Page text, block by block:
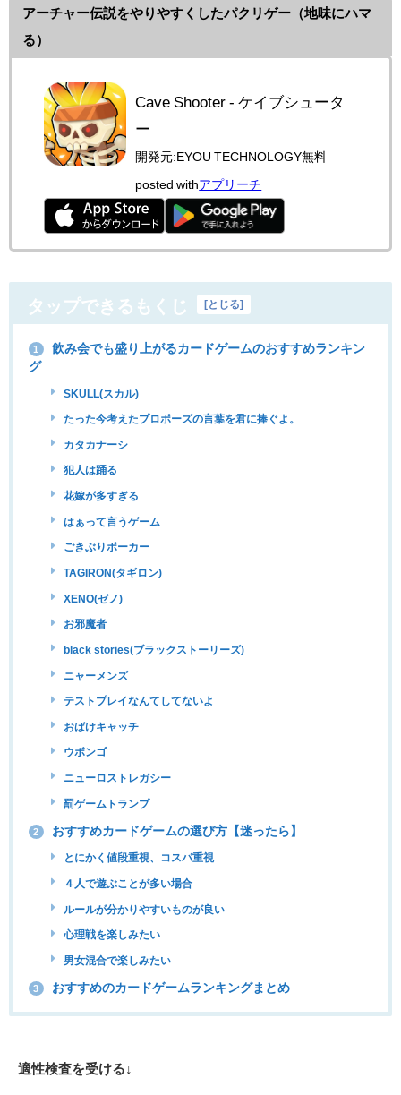
アーチャー伝説をやりやすくしたパクリゲー（地味にハマ
る）
Cave Shooter - ケイブシュータ
ー
開発元: EYOU TECHNOLOGY無料
posted withアプリーチ
タップできるもくじ [とじる]
1
飲み会でも盛り上がるカードゲームのおすすめランキン
グ
SKULL(スカル)
たった今考えたプロポーズの言葉を君に捧ぐよ。
カタカナーシ
犯人は踊る
花嫁が多すぎる
はぁって言うゲーム
ごきぶりポーカー
TAGIRON(タギロン)
XENO(ゼノ)
お邪魔者
black stories(ブラックストーリーズ)
ニャーメンズ
テストプレイなんてしてないよ
おばけキャッチ
ウボンゴ
ニューロストレガシー
罰ゲームトランプ
2 おすすめカードゲームの選び方【迷ったら】
とにかく値段重視、コスパ重視
４人で遊ぶことが多い場合
ルールが分かりやすいものが良い
心理戦を楽しみたい
男女混合で楽しみたい
3 おすすめのカードゲームランキングまとめ
適性検査を受ける↓